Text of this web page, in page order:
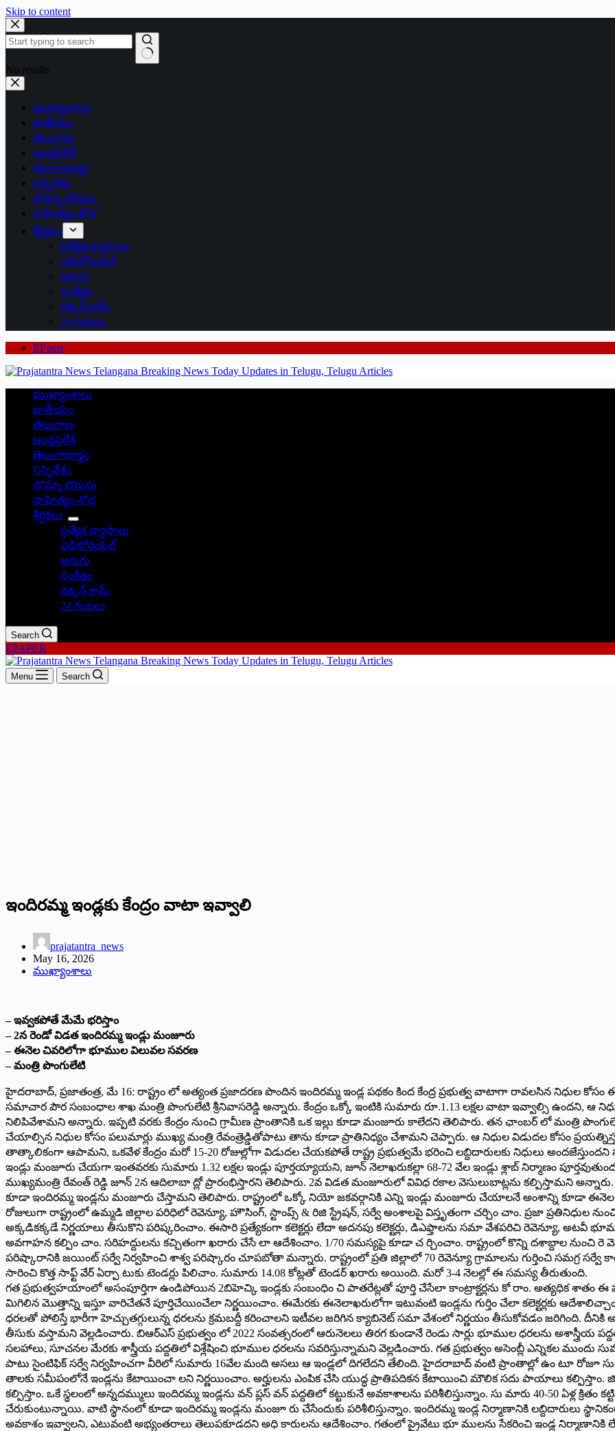
Skip to content
No results
ముఖ్యాంశాలు
జాతీయం
తెలంగాణ
ఆంధ్రప్రదేశ్
తెలంగాణార్థం
సన్నివేశం
బొమ్మా బొరుసు
సాహిత్యం-శోభ
శీర్షికలు
ప్రత్యేక వ్యాసాలు
ఎడిటోరియల్
అరుగు
సంకేతం
దక్కన్.కామ్
24 గంటలు
EPaper
ముఖ్యాంశాలు
జాతీయం
తెలంగాణ
ఆంధ్రప్రదేశ్
తెలంగాణార్థం
సన్నివేశం
బొమ్మా బొరుసు
సాహిత్యం-శోభ
శీర్షికలు
ప్రత్యేక వ్యాసాలు
ఎడిటోరియల్
అరుగు
సంకేతం
దక్కన్.కామ్
24 గంటలు
Search
EPAPER
Menu Search
ఇందిరమ్మ ఇండ్లకు కేంద్రం వాటా ఇవ్వాలి
prajatantra_news
May 16, 2026
ముఖ్యాంశాలు
– ఇవ్వకపోతే మేమే భరిస్తాం
– 2న రెండో విడత ఇందిరమ్మ ఇండ్లు మంజూరు
– ఈనెల చివరిలోగా భూముల విలువల సవరణ
– మంత్రి పొంగులేటి
హైదరాబాద్, ప్రజాతంత్ర, మే 16: రాష్ట్రం లో అత్యంత ప్రజాదరణ పొందిన ఇందిరమ్మ ఇండ్ల పథ‌కం కింద కేంద్ర ప్రభుత్వ వాటాగా రావలసిన నిధుల
సమాచార పౌర సంబంధాల శాఖ మంత్రి పొంగులేటి శ్రీనివాసరెడ్డి అన్నారు. కేంద్రం ఒక్కో ఇంటికి సుమారు రూ.1.13 లక్షల వాటా ఇవ్వాల్సి ఉందని, ఆ
నిలిపివేశామని అన్నారు. ఇప్పటి వరకు కేంద్రం నుంచి గ్రామీణ ప్రాంతానికి ఒక ఇల్లు కూడా మంజూరు కాలేదని తెలిపారు. తన ఛాంబర్ లో మంత్రి
చేయాల్సిన నిధుల కోసం పలుమార్లు ముఖ్య మంత్రి రేవంత్రెడ్డితోపాటు తాను కూడా ప్రాతినిధ్యం చేశామని చెప్పారు. ఆ నిధుల విడుదల కోసం ప్రయత్నిస్తూ
తాత్కాలికంగా ఆపామని, ఒకవేళ కేంద్రం మరో 15-20 రోజుల్లోగా విడుదల చేయకపోతే రాష్ట్ర ప్రభుత్వమే భరించి లబ్దిదారులకు నిధులు అందజేస్తుందని
ఇండ్లు మంజూరు చేయగా ఇంతవరకు సుమారు 1.32 లక్షల ఇండ్లు పూర్తయ్యాయని, జూన్ నెలాఖరుకల్లా 68-72 వేల ఇండ్లు శ్లాబ్ నిర్మాణం
ముఖ్యమంత్రి రేవంత్ రెడ్డి జూన్ 2న ఆదిలాబా ద్లో ప్రారంభిస్తారని తెలిపారు. 2వ విడత మంజూరులో వివిధ రకాల వెసులుబాట్లను కల్పిస్తామని అన్నారు.
కూడా ఇందిరమ్మ ఇండ్లను మంజూరు చేస్తామని తెలిపారు. రాష్ట్రంలో ఒక్కో నియో జకవర్గానికి ఎన్ని ఇండ్లు మంజూరు చేయాలనే అంశాన్ని కూడా ఈనెల
రోజులుగా రాష్ట్రంలో ఉమ్మడి జిల్లాల పరిధిలో రెవెన్యూ, హౌసింగ్, స్టాంప్స్ & రిజి స్ట్రేషన్, సర్వే అంశాలపై విస్తృతంగా చర్చిం చాం. ప్రజా
అక్కడికక్కడే నిర్ణయాలు తీసుకొని పరిష్కరించాం. ఈసారి ప్రత్యేకంగా కలెక్టర్లు లేదా అదనపు కలెక్టర్లు, డిఎఫ్తాలను సమా వేశపరిచి రెవెన్యూ, అటవీ
అవగాహన కల్పిం చాం. సరిహద్దులను కచ్చితంగా ఖరారు చేసే లా ఆదేశించాం. 1/70 సమస్యపై కూడా చ ర్చించాం. రాష్ట్రంలో కొన్ని దశాబ్దాల నుంచి
పరిష్కారానికి జయింట్ సర్వే నిర్వహించి శాశ్వ పరిష్కారం చూపబోతా మన్నారు. రాష్ట్రంలో ప్రతి జిల్లాలో 70 రెవెన్యూ గ్రామాలను గుర్తించి సమగ్ర సర్వే
సారించి కొత్త సాఫ్ట్ వేర్ ఏర్పా టుకు టెండర్లు పిలిచాం. సుమారు 14.08 కోట్లతో టెండర్ ఖరారు అయింది. మరో 3-4 నెలల్లో ఈ సమస్య తీరుతుంది.
గత ప్రభుత్వహయాంలో అసంపూర్తిగా ఉండిపోయిన 2బిహెచ్కి ఇండ్లకు సంబంధిం చి పాతరేట్లతో పూర్తి చేసేలా కాంట్రాక్టర్లను కో రాం. అత్యధిక శాతం ఈ
మిగిలిన మొత్తాన్ని ఇస్తూ వారిచేతనే పూర్తిచేయించేలా నిర్ణయించాం. ఈమేరకు ఈనెలాఖరులోగా ఇటువంటి ఇండ్లను గుర్తిం చేలా కలెక్టర్లకు
ధరలతో పోలిస్తే భారీగా హెచ్చుతగ్గులున్న ధరలను క్రమబద్దీ కరించాలని ఇటీవల జరిగిన క్యాబినెట్ సమా వేశంలో నిర్ణయం తీసుకోవడం జరిగింది.
తీసుకు వస్తామని వెల్లడించారు. బిఆర్ఎస్ ప్రభుత్వం లో 2022 సంవత్సరంలో ఆరునెలలు తిరగ కుండానే రెండు సార్లు భూముల ధరలను అశాస్త్రీయ
సలహాలు, సూచనల మేరకు శాస్త్రీయ పద్దతిలో విశ్లేషించి భూముల ధరలను సవరిస్తున్నామని వెల్లడించారు. గత ప్రభుత్వం అసెంబ్లీ ఎన్నికల ముందు
పాటు సైంటిఫిక్ సర్వే నిర్వహించగా వీరిలో సుమారు 16వేల మంది అసలు ఆ ఇండ్లలో దిగలేదని తేలింది. హైదరాబాద్ వంటి ప్రాంతాల్లో ఉం టూ రోజూ
తాలకు సమీపంలోనే ఇండ్లను కేటాయించా లని నిర్ణయించాం. అర్హులను ఎంపిక చేసి యుద్ధ ప్రాతిపదికన కేటాయించి మౌలిక సదు పాయాలు కల్పిస్తాం.
కల్పిస్తాం. ఒకే స్థలంలో అన్నదమ్ములు ఇందిరమ్మ ఇండ్లను వన్ ప్లస్ వన్ పద్దతిలో కట్టుకునే అవకాశాలను పరిశీలిస్తున్నాం. సు మారు 40-50 ఏళ్ల
చేరుకుంటున్నాయి. వాటి స్థానంలో కూడా ఇందిరమ్మ ఇండ్లను మంజూ రు చేసేందుకు పరిశీలిస్తున్నాం. ఇందిరమ్మ ఇండ్ల నిర్మాణానికి లబ్దిదారులు
అవకాశం ఇవ్వాలని, ఎటువంటి అభ్యంతరాలు తెలుపకూడదని అధి కారులను ఆదేశించాం. గతంలో ప్రైవేటు భూ ములను సేకరించి ఇండ్ల నిర్మాణానికి